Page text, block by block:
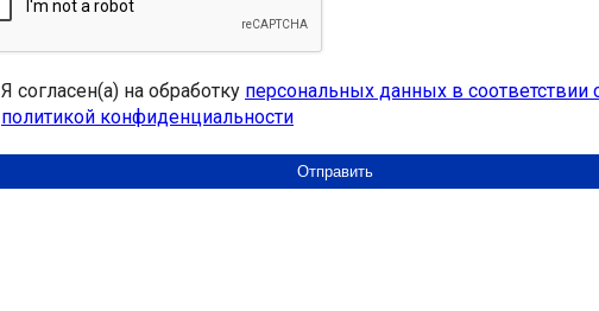
Я согласен(а) на обработку персональных данных в соответствии
политикой конфиденциальности